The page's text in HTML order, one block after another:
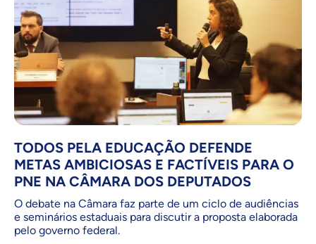
TODOS PELA EDUCAÇÃO DEFENDE
METAS AMBICIOSAS E FACTÍVEIS PARA O
PNE NA CÂMARA DOS DEPUTADOS
O debate na Câmara faz parte de um ciclo de audiências
e seminários estaduais para discutir a proposta elaborada
pelo governo federal.